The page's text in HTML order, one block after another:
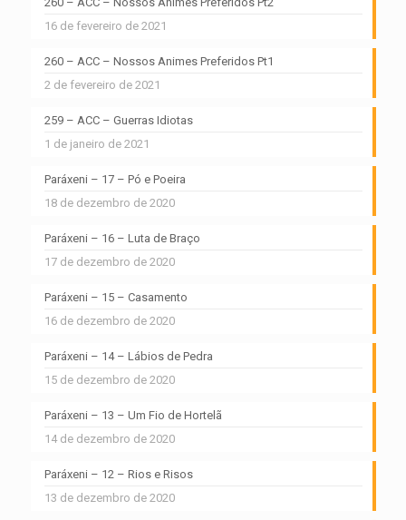
16 de fevereiro de 2021
260 – ACC – Nossos Animes Preferidos Pt1
2 de fevereiro de 2021
259 – ACC – Guerras Idiotas
1 de janeiro de 2021
Paráxeni – 17 – Pó e Poeira
18 de dezembro de 2020
Paráxeni – 16 – Luta de Braço
17 de dezembro de 2020
Paráxeni – 15 – Casamento
16 de dezembro de 2020
Paráxeni – 14 – Lábios de Pedra
15 de dezembro de 2020
Paráxeni – 13 – Um Fio de Hortelã
14 de dezembro de 2020
Paráxeni – 12 – Rios e Risos
13 de dezembro de 2020